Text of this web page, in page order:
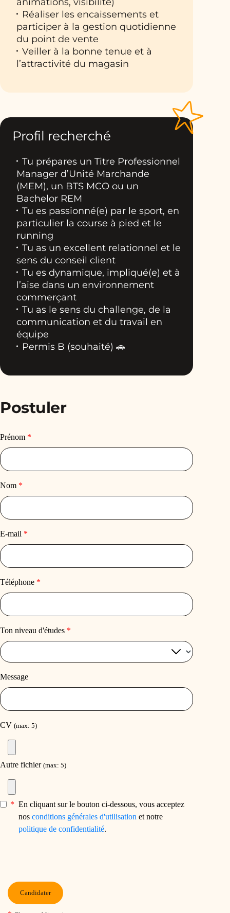
Réaliser les encaissements et
participer à la gestion quotidienne
du point de vente
Veiller à la bonne tenue et à
l’attractivité du magasin
Profil recherché
Tu prépares un Titre Professionnel
Manager d’Unité Marchande
(MEM), un BTS MCO ou un
Bachelor REM
Tu es passionné(e) par le sport, en
particulier la course à pied et le
running
Tu as un excellent relationnel et le
sens du conseil client
Tu es dynamique, impliqué(e) et à
l’aise dans un environnement
commerçant
Tu as le sens du challenge, de la
communication et du travail en
équipe
Permis B (souhaité) 🚗
Postuler